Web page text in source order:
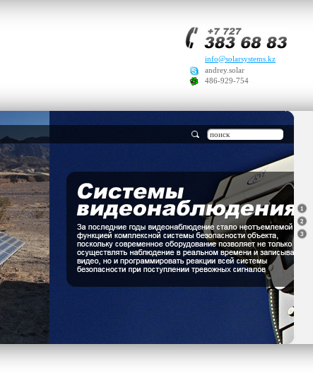
info@solarsystems.kz
andrey.solar
486-929-754